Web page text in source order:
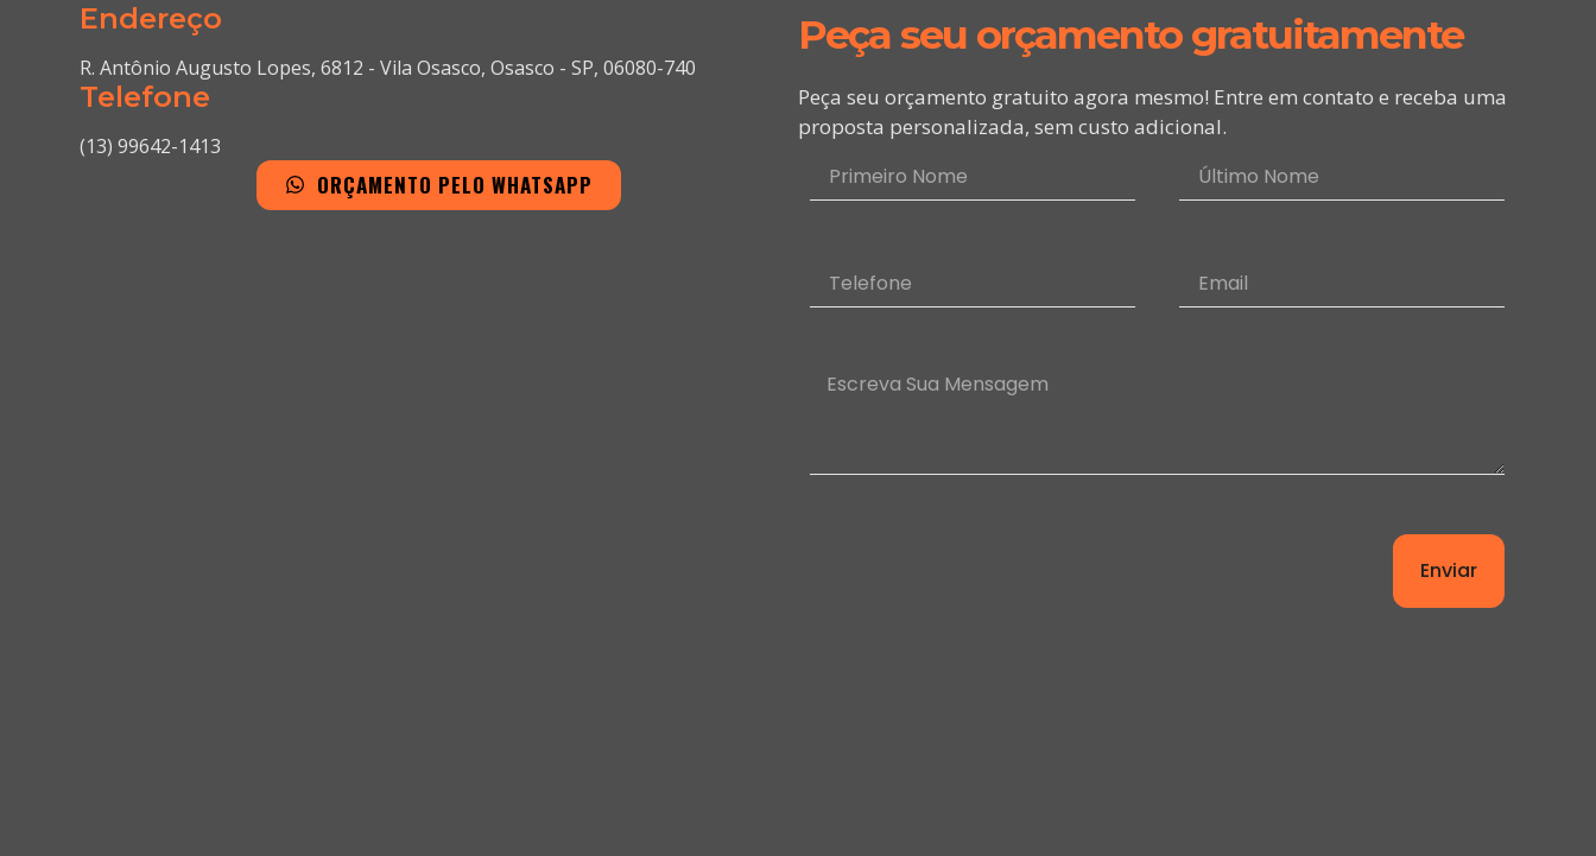
Endereço
R. Antônio Augusto Lopes, 6812 - Vila Osasco, Osasco - SP, 06080-740
Telefone
(13) 99642-1413
ORÇAMENTO PELO WHATSAPP
Peça seu orçamento gratuitamente
Peça seu orçamento gratuito agora mesmo! Entre em contato e receba uma
proposta personalizada, sem custo adicional.
Enviar